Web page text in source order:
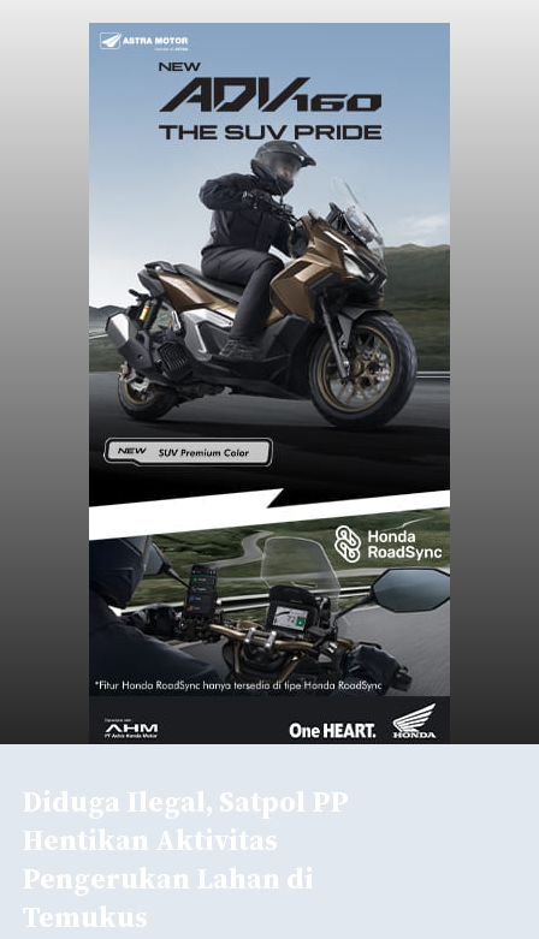
Diduga Ilegal, Satpol PP
Hentikan Aktivitas
Pengerukan Lahan di
Temukus